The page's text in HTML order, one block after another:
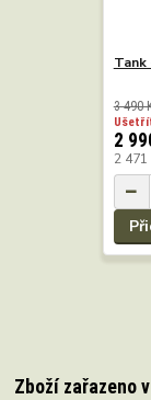
Tank
3 490
2
2 471
Zboží zařazeno